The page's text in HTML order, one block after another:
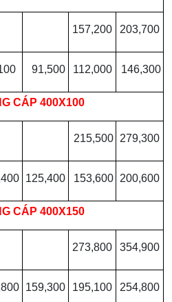
157,200 203,700
91,500 112,000 146,300
CÁP 400X100
215,500 279,300
125,400 153,600 200,600
CÁP 400X150
273,800 354,900
159,300 195,100 254,800